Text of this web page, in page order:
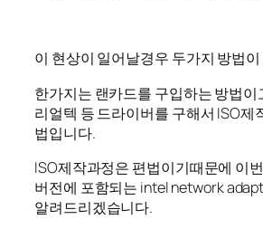
이 현상이 일어날경우 두가지 방법
한가지는 랜카드를 구입하는 방법이
리얼텍 등 드라이버를 구해서 ISO제
법입니다.
ISO제작과정은 편법이기때문에 이
버전에 포함되는 intel network
알려드리겠습니다.